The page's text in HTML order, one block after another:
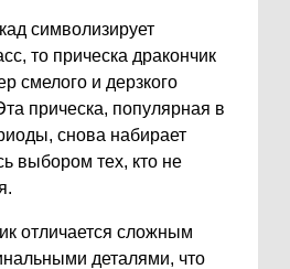
символизирует
то прическа дракончик
смелого и дерзкого
прическа, популярная в
снова набирает
выбором тех, кто не
отличается сложным
деталями, что